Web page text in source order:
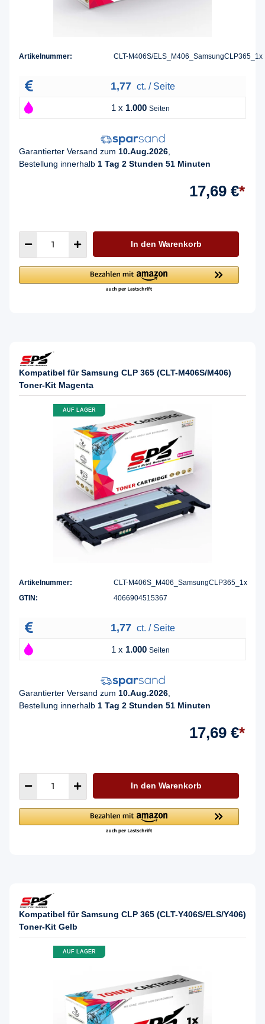
Artikelnummer: CLT-M406S/ELS_M406_SamsungCLP365_1x
1,77 ct. / Seite
1 x 1.000 Seiten
Garantierter Versand zum 10.Aug.2026
Bestellung innerhalb 1 Tag 2 Stunden 51 Minuten
17,69 €*
In den Warenkorb
Kompatibel für Samsung CLP 365 (CLT-M406S/M406)
Toner-Kit Magenta
AUF LAGER
Artikelnummer:
CLT-M406S_M406_SamsungCLP365_1x
GTIN:
4066904515367
1,77 ct. / Seite
1 x 1.000 Seiten
Garantierter Versand zum 10.Aug.2026
Bestellung innerhalb 1 Tag 2 Stunden 51 Minuten
17,69 €*
In den Warenkorb
Kompatibel für Samsung CLP 365 (CLT-Y406S/ELS/Y406)
Toner-Kit Gelb
AUF LAGER